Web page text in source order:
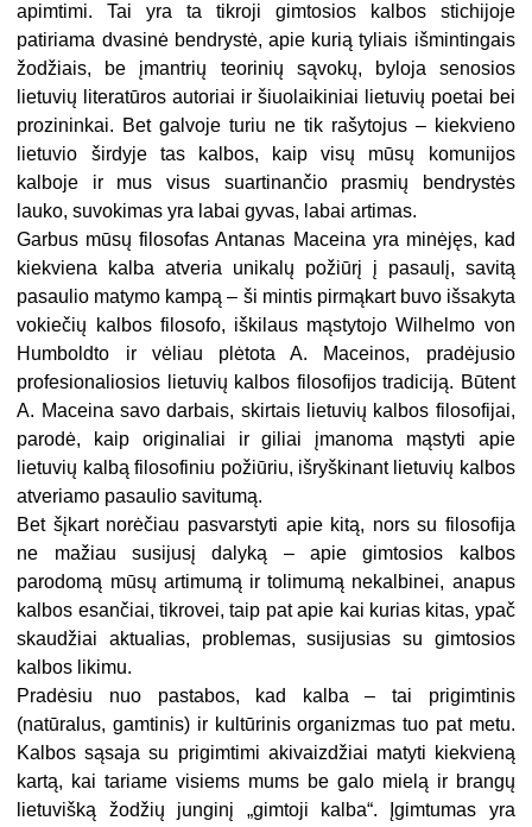
apimtimi. Tai yra ta tikroji gimtosios kalbos stichijoje
patiriama dvasinė bendrystė, apie kurią tyliais išmintingais
žodžiais, be įmantrių teorinių sąvokų, byloja senosios
lietuvių literatūros autoriai ir šiuolaikiniai lietuvių poetai bei
prozininkai. Bet galvoje turiu ne tik rašytojus – kiekvieno
lietuvio širdyje tas kalbos, kaip visų mūsų ­komunijos
kalboje ir mus visus suartinančio prasmių bendrystės
lauko, suvokimas yra labai gyvas, labai artimas.
Garbus mūsų filosofas Antanas Maceina yra minėjęs, kad
kiekviena kalba atveria unikalų požiūrį į pasaulį, savitą
pasaulio matymo kampą – ši mintis pirmąkart buvo išsakyta
vokiečių kalbos filosofo, iškilaus mąstytojo Wilhelmo von
Humboldto ir vėliau plėtota A. Maceinos, pradėjusio
profesionaliosios lietuvių kalbos filosofijos tradiciją. Būtent
A. Maceina savo darbais, skirtais lietuvių kalbos filosofijai,
parodė, kaip originaliai ir giliai įmanoma mąstyti apie
lietuvių kalbą filosofiniu požiūriu, išryškinant lietuvių kalbos
atveriamo pasaulio savitumą.
Bet šįkart norėčiau pasvarstyti apie kitą, nors su filosofija
ne mažiau susijusį dalyką – apie gimtosios kalbos
parodomą mūsų artimumą ir tolimumą nekalbinei, anapus
kalbos esančiai, tikrovei, taip pat apie kai kurias kitas, ypač
skaudžiai aktualias, problemas, susijusias su gimtosios
kalbos likimu.
Pradėsiu nuo pastabos, kad kalba – tai prigimtinis
(natūralus, gamtinis) ir kultūrinis organizmas tuo pat metu.
Kalbos sąsaja su prigimtimi akivaizdžiai matyti kiekvieną
kartą, kai tariame visiems mums be galo mielą ir brangų
lietuvišką žodžių junginį „gimtoji kalba“. Įgimtumas yra